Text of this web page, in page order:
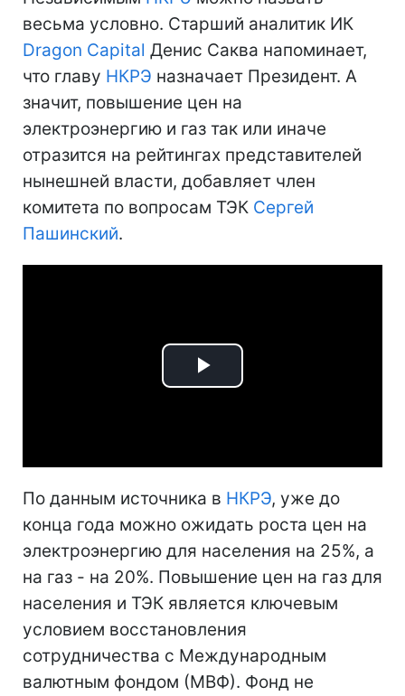
весьма условно. Старший аналитик ИК
Dragon Capital Денис Саква напоминает,
что главу НКРЭ назначает Президент. А
значит, повышение цен на
электроэнергию и газ так или иначе
отразится на рейтингах представителей
нынешней власти, добавляет член
комитета по вопросам ТЭК Сергей
Пашинский.
Play
По данным источника в НКРЭ, уже до
конца года можно ожидать роста цен на
электроэнергию для населения на 25%, а
на газ - на 20%. Повышение цен на газ для
населения и ТЭК является ключевым
условием восстановления
сотрудничества с Международным
валютным фондом (МВФ). Фонд не